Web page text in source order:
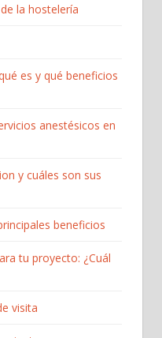
la hostelería
es y qué beneficios
anestésicos en
y cuáles son sus
beneficios
tu proyecto: ¿Cuál
visita